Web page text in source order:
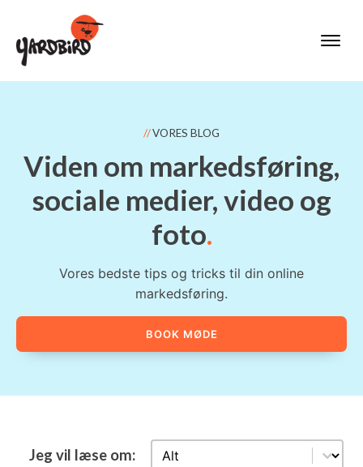
VORES BLOG
Viden om markedsføring,
sociale medier, video og
foto
Vores bedste tips og tricks til din online
markedsføring.
BOOK MØDE
Jeg vil læse om: Select content